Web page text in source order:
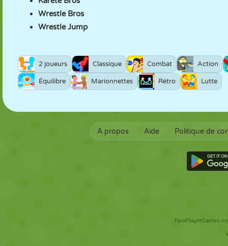
Wrestle Bros
Wrestle Jump
2 joueurs Classique Combat Action
Équilibre Marionnettes Rétro Lutte
À propos Aide Politique de